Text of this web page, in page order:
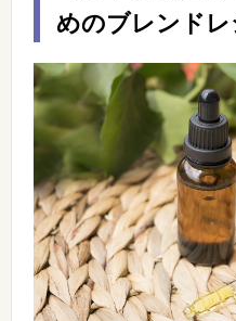
めのブレンド